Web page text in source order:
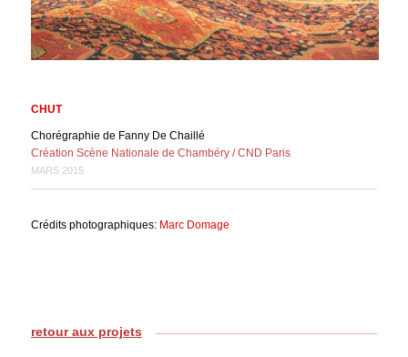
CHUT
Chorégraphie de Fanny De Chaillé
Création Scène Nationale de Chambéry / CND Paris
MARS 2015
Crédits photographiques: Marc Domage
retour aux projets